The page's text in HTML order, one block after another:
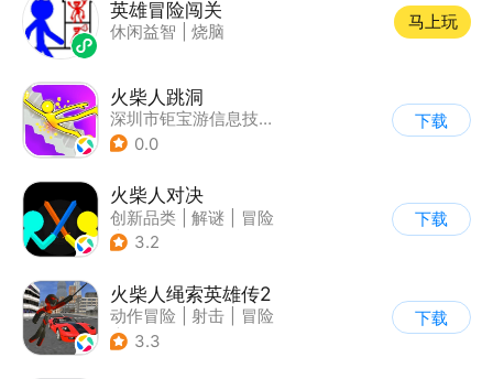
英雄冒险闯关
休闲益智 烧脑
马上玩
火柴人跳洞
深圳市钜宝游信息技术有限公司
0.0
下载
火柴人对决
创新品类 解谜
冒险
| 挑战破纪录
3.2
下载
火柴人绳索英雄传2
动作冒险 射击
冒险
| 开放世界
3.3
下载